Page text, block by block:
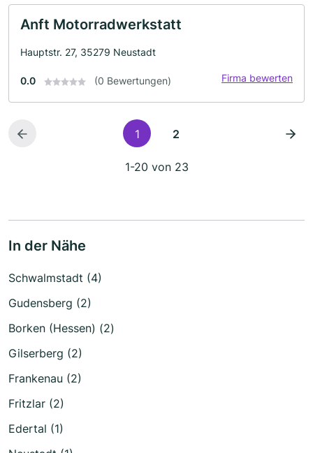
Anft Motorradwerkstatt
Hauptstr. 27, 35279 Neustadt
0.0 (0 Bewertungen) Firma bewerten
1 2
1-20 von 23
In der Nähe
Schwalmstadt (4)
Gudensberg (2)
Borken (Hessen) (2)
Gilserberg (2)
Frankenau (2)
Fritzlar (2)
Edertal (1)